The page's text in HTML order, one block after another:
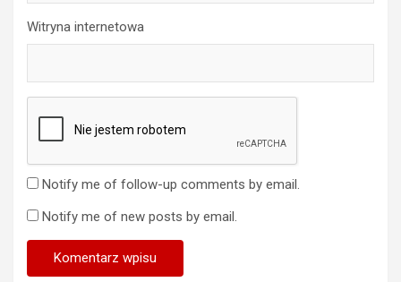
Witryna internetowa
Notify me of follow-up comments by email.
Notify me of new posts by email.